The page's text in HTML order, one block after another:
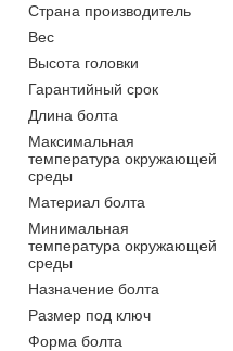
Страна производитель
Вес
Высота головки
Гарантийный срок
Длина болта
Максимальная
температура окружающей
среды
Материал болта
Минимальная
температура окружающей
среды
Назначение болта
Размер под ключ
Форма болта